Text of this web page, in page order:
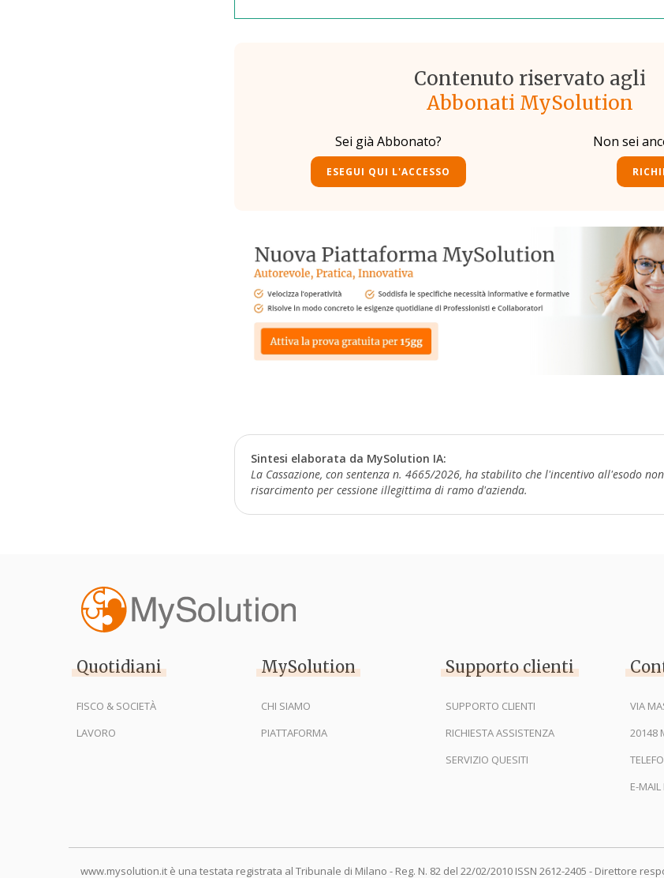
Contenuto riservato agli
Abbonati MySolution
Sei già Abbonato?
ESEGUI QUI L'ACCESSO
Non sei
Sintesi elaborata da MySolution IA:
La Cassazione, con sentenza n. 4665/2026, ha stabilito che l'incentivo all'esodo
risarcimento per cessione illegittima di ramo d'azienda.
Quotidiani
FISCO & SOCIETÀ
LAVORO
MySolution
CHI SIAMO
PIATTAFORMA
Supporto clienti
SUPPORTO CLIENTI
RICHIESTA ASSISTENZA
SERVIZIO QUESITI
VIA
20148
E-
www.mysolution.it è una testata registrata al Tribunale di Milano - Reg. N. 82 del 22/02/2010 ISSN 2612-2405 - Direttore